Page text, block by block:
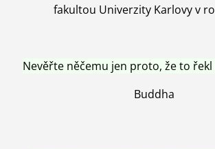
fakultou Univerzity Karlovy v
Nevěřte něčemu jen proto, že to
Buddha